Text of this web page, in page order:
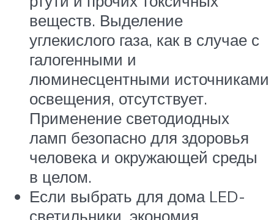
веществ. Выделение
углекислого газа, как в случае с
галогенными и
люминесцентными источниками
освещения, отсутствует.
Применение светодиодных
ламп безопасно для здоровья
человека и окружающей среды
в целом.
Если выбрать для дома LED-
светильники, экономия